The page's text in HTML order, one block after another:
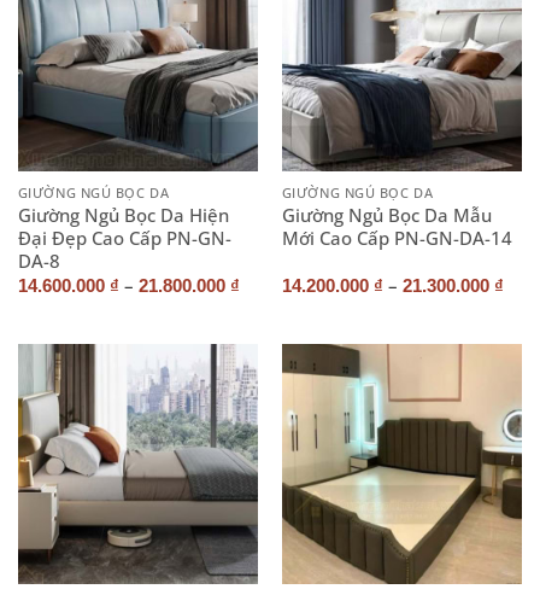
GIƯỜNG NGỦ BỌC DA
Giường Ngủ Bọc Da Hiện
Đại Đẹp Cao Cấp PN-GN-
DA-8
14.600.000 ₫ – 21.800.000 ₫
GIƯỜNG NGỦ BỌC DA
Giường Ngủ Bọc Da Mẫu
Mới Cao Cấp PN-GN-DA-14
14.200.000 ₫ – 21.300.000 ₫